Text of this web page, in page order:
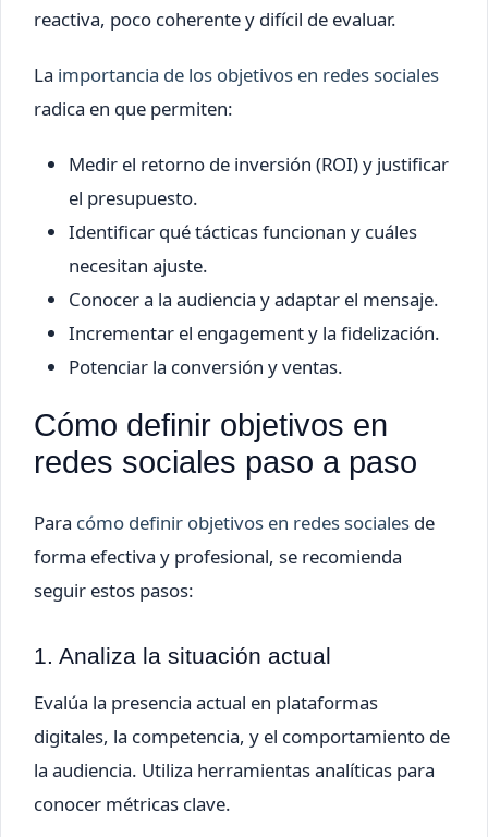
reactiva, poco coherente y difícil de evaluar.
La importancia de los objetivos en redes sociales
radica en que permiten:
Medir el retorno de inversión (ROI) y justificar
el presupuesto.
Identificar qué tácticas funcionan y cuáles
necesitan ajuste.
Conocer a la audiencia y adaptar el mensaje.
Incrementar el engagement y la fidelización.
Potenciar la conversión y ventas.
Cómo definir objetivos en
redes sociales paso a paso
Para cómo definir objetivos en redes sociales de
forma efectiva y profesional, se recomienda
seguir estos pasos:
1. Analiza la situación actual
Evalúa la presencia actual en plataformas
digitales, la competencia, y el comportamiento de
la audiencia. Utiliza herramientas analíticas para
conocer métricas clave.